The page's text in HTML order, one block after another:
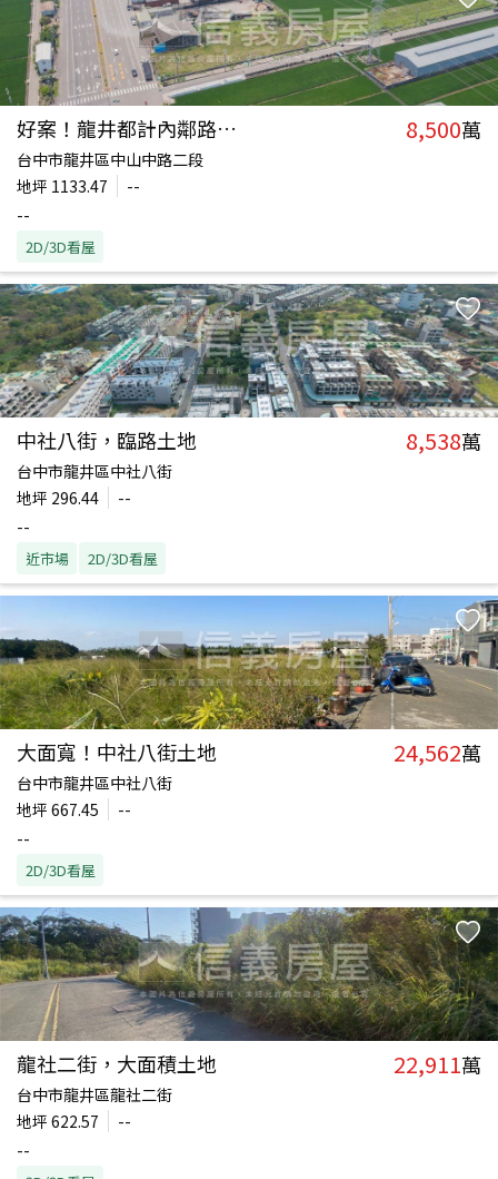
好案！龍井都計內鄰路美地 8,500萬
台中市龍井區中山中路二段
地坪 1133.47
--
--
2D/3D看屋
中社八街，臨路土地 8,538萬
台中市龍井區中社八街
地坪 296.44
--
--
近市場 2D/3D看屋
大面寬！中社八街土地 24,562萬
台中市龍井區中社八街
地坪 667.45
--
--
2D/3D看屋
龍社二街，大面積土地 22,911萬
台中市龍井區龍社二街
地坪 622.57
--
--